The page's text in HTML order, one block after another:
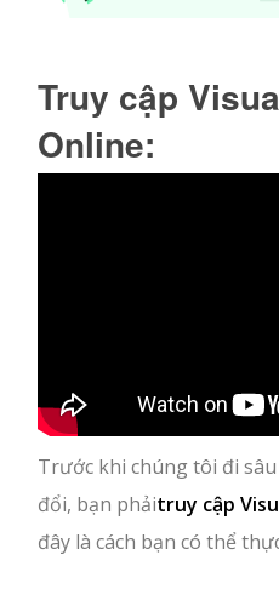
Truy cập
Online:
Trước khi chúng tôi đi
đổi, bạn phảitruy cập
đây là cách bạn có thể